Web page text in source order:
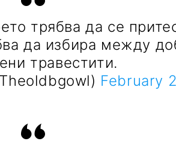
трябва да се
да избира между
травестити.
February